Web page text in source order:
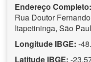
Endereço Completo:
Rua Doutor
Itapetininga, São
Longitude IBGE: -
Latitude IBGE: -